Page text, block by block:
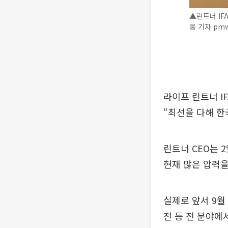
▲린트너
웅 기자
라이프 린트너
“최선을 다해
린트너 CEO는
현재 많은 압력
실제로 앞서 9
전 등 전 분야에